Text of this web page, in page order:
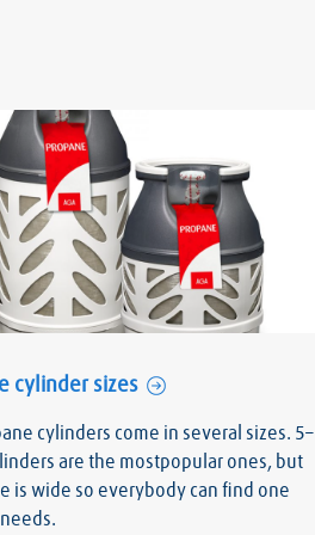
cylinder sizes
cylinders come in several sizes. 5–
are the mostpopular ones, but
is wide so everybody can find one